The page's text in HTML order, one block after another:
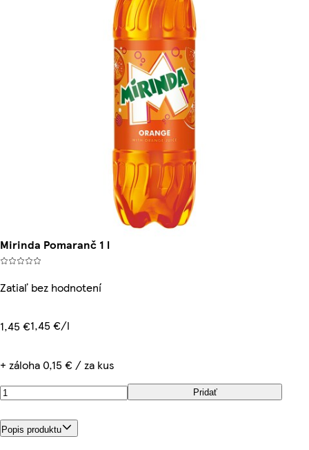
Mirinda Pomaranč 1 l
Zatiaľ bez hodnotení
1,45 €1,45 €/l
+ záloha 0,15 € / za kus
Pridať
Popis produktu